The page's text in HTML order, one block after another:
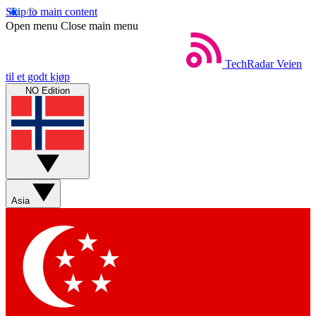
Skip to main content
Open menu Close main menu
TechRadar Veien
til et godt kjøp
NO Edition
Asia